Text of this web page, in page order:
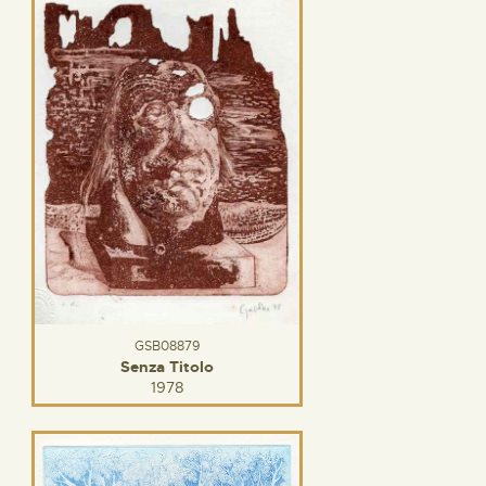
GSB08879
Senza Titolo
1978